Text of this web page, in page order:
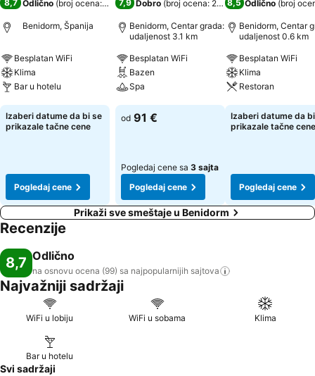
8,7 Odlično (broj ocena: 99 )
Benidorm, Španija
Besplatan WiFi
Klima
Bar u hotelu
Pogledaj cene
Izaberi datume da bi se
prikazale tačne cene
Pogledaj cene
7,9 Dobro (broj ocena: 23.875)
Benidorm, Centar grada:
udaljenost 3.1 km
Besplatan WiFi
Bazen
Spa
Pogledaj cene
od 91 €
Pogledaj cene sa 3 sajta
Pogledaj cene
8,5 Odlično (broj
Benidorm, Centar
udaljenost 0.6 km
Besplatan WiFi
Klima
Restoran
Pogledaj cene
Izaberi datume da
prikazale tačne cene
Pogledaj cene
Prikaži sve smeštaje u Benidorm
Recenzije
8,7 Odlično
na osnovu ocena (99) sa najpopularnijih sajtova
Najvažniji sadržaji
WiFi u lobiju WiFi u sobama Klima
Bar u hotelu
Svi sadržaji